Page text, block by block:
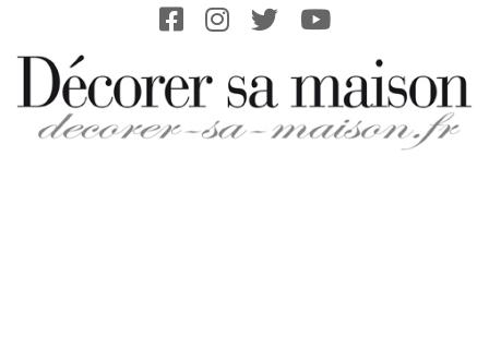
content